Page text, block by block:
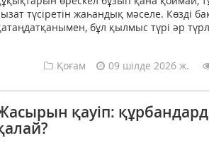
түсіретін жаһандық мәселе. Көзді
бұл қылмыс түрі әр
Қоғам 09 шілде 2026 ж.
қауіп: